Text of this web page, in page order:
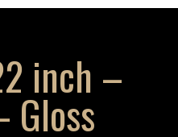
inch –
Gloss